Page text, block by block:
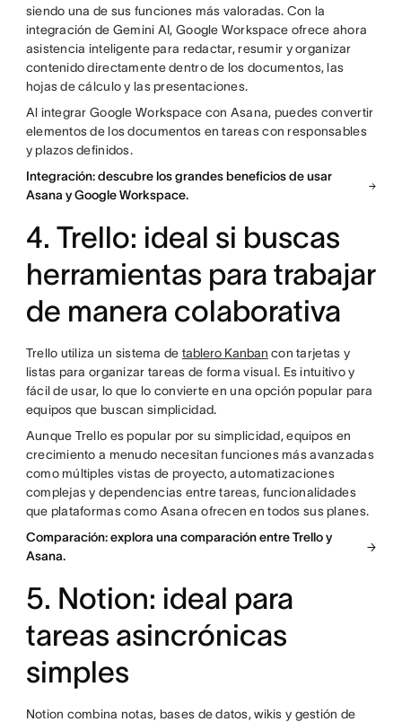
siendo una de sus funciones más valoradas. Con la
integración de Gemini AI, Google Workspace ofrece ahora
asistencia inteligente para redactar, resumir y organizar
contenido directamente dentro de los documentos, las
hojas de cálculo y las presentaciones.
Al integrar Google Workspace con Asana, puedes convertir
elementos de los documentos en tareas con responsables
y plazos definidos.
Integración: descubre los grandes beneficios de usar
Asana y Google Workspace.
4. Trello: ideal si buscas
herramientas para trabajar
de manera colaborativa
Trello utiliza un sistema de tablero Kanban con tarjetas y
listas para organizar tareas de forma visual. Es intuitivo y
fácil de usar, lo que lo convierte en una opción popular para
equipos que buscan simplicidad.
Aunque Trello es popular por su simplicidad, equipos en
crecimiento a menudo necesitan funciones más avanzadas
como múltiples vistas de proyecto, automatizaciones
complejas y dependencias entre tareas, funcionalidades
que plataformas como Asana ofrecen en todos sus planes.
Comparación: explora una comparación entre Trello y
Asana.
5. Notion: ideal para
tareas asincrónicas
simples
Notion combina notas, bases de datos, wikis y gestión de